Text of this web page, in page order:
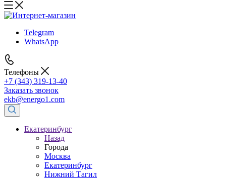
Telegram
WhatsApp
Телефоны
+7 (343) 319-13-40
Заказать звонок
ekb@energo1.com
Екатеринбург
Назад
Города
Москва
Екатеринбург
Нижний Тагил